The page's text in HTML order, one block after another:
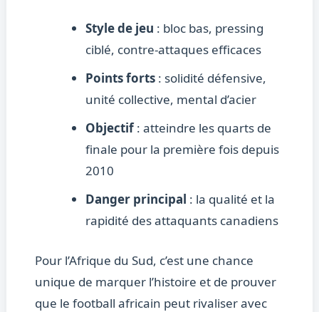
Style de jeu : bloc bas, pressing
ciblé, contre-attaques efficaces
Points forts: solidité défensive,
unité collective, mental d’acier
Objectif: atteindre les quarts de
finale pour la première fois depuis
2010
Danger principal : la qualité et la
rapidité des attaquants canadiens
Pour l’Afrique du Sud, c’est une chance
unique de marquer l’histoire et de prouver
que le football africain peut rivaliser avec